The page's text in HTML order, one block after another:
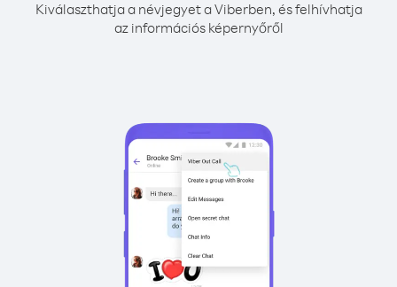
Kiválaszthatja a névjegyet a Viberben, és felhívhatja
az információs képernyőről